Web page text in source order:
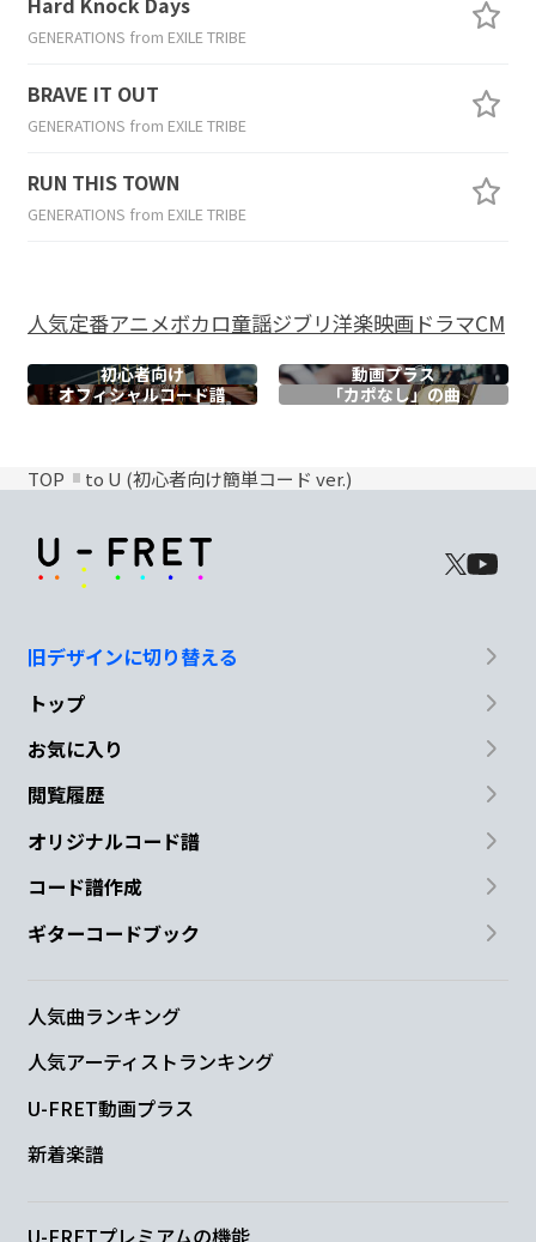
GENERATIONS from EXILE TRIBE
BRAVE IT OUT
GENERATIONS from EXILE TRIBE
RUN THIS TOWN
GENERATIONS from EXILE TRIBE
人気定番アニメボカロ童謡ジブリ洋楽映画ドラマCM
初心者向け
動画プラス
オフィシャルコード譜 「カポなし」の曲
TOP to U (初心者向け簡単コード ver.)
旧デザインに切り替える
トップ
お気に入り
閲覧履歴
オリジナルコード譜
コード譜作成
ギターコードブック
人気曲ランキング
人気アーティストランキング
U-FRET動画プラス
新着楽譜
U-FRETプレミアムの機能